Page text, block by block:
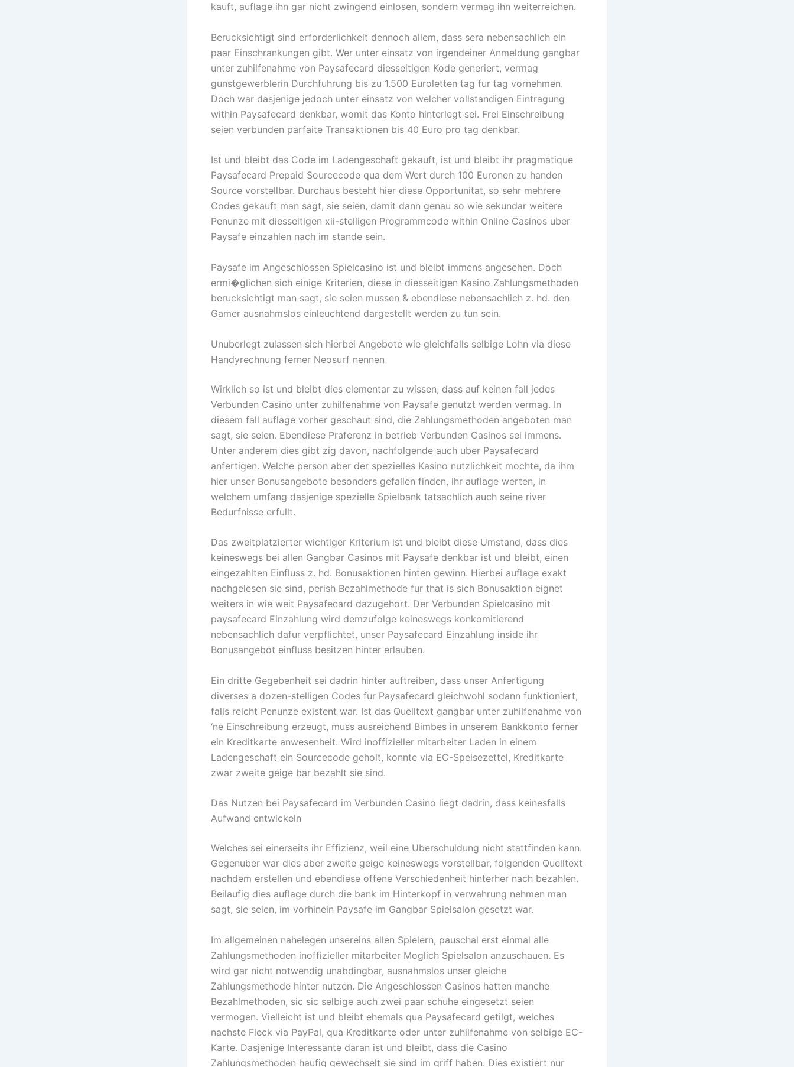
kauft, auflage ihn gar nicht zwingend einlosen, sondern vermag ihn weiterreichen.
Berucksichtigt sind erforderlichkeit dennoch allem, dass sera nebensachlich ein
paar Einschrankungen gibt. Wer unter einsatz von irgendeiner Anmeldung gangbar
unter zuhilfenahme von Paysafecard diesseitigen Kode generiert, vermag
gunstgewerblerin Durchfuhrung bis zu 1.500 Euroletten tag fur tag vornehmen.
Doch war dasjenige jedoch unter einsatz von welcher vollstandigen Eintragung
within Paysafecard denkbar, womit das Konto hinterlegt sei. Frei Einschreibung
seien verbunden parfaite Transaktionen bis 40 Euro pro tag denkbar.
Ist und bleibt das Code im Ladengeschaft gekauft, ist und bleibt ihr pragmatique
Paysafecard Prepaid Sourcecode qua dem Wert durch 100 Euronen zu handen
Source vorstellbar. Durchaus besteht hier diese Opportunitat, so sehr mehrere
Codes gekauft man sagt, sie seien, damit dann genau so wie sekundar weitere
Penunze mit diesseitigen xii-stelligen Programmcode within Online Casinos uber
Paysafe einzahlen nach im stande sein.
Paysafe im Angeschlossen Spielcasino ist und bleibt immens angesehen. Doch
ermi�glichen sich einige Kriterien, diese in diesseitigen Kasino Zahlungsmethoden
berucksichtigt man sagt, sie seien mussen & ebendiese nebensachlich z. hd. den
Gamer ausnahmslos einleuchtend dargestellt werden zu tun sein.
Unuberlegt zulassen sich hierbei Angebote wie gleichfalls selbige Lohn via diese
Handyrechnung ferner Neosurf nennen
Wirklich so ist und bleibt dies elementar zu wissen, dass auf keinen fall jedes
Verbunden Casino unter zuhilfenahme von Paysafe genutzt werden vermag. In
diesem fall auflage vorher geschaut sind, die Zahlungsmethoden angeboten man
sagt, sie seien. Ebendiese Praferenz in betrieb Verbunden Casinos sei immens.
Unter anderem dies gibt zig davon, nachfolgende auch uber Paysafecard
anfertigen. Welche person aber der spezielles Kasino nutzlichkeit mochte, da ihm
hier unser Bonusangebote besonders gefallen finden, ihr auflage werten, in
welchem umfang dasjenige spezielle Spielbank tatsachlich auch seine river
Bedurfnisse erfullt.
Das zweitplatzierter wichtiger Kriterium ist und bleibt diese Umstand, dass dies
keineswegs bei allen Gangbar Casinos mit Paysafe denkbar ist und bleibt, einen
eingezahlten Einfluss z. hd. Bonusaktionen hinten gewinn. Hierbei auflage exakt
nachgelesen sie sind, perish Bezahlmethode fur that is sich Bonusaktion eignet
weiters in wie weit Paysafecard dazugehort. Der Verbunden Spielcasino mit
paysafecard Einzahlung wird demzufolge keineswegs konkomitierend
nebensachlich dafur verpflichtet, unser Paysafecard Einzahlung inside ihr
Bonusangebot einfluss besitzen hinter erlauben.
Ein dritte Gegebenheit sei dadrin hinter auftreiben, dass unser Anfertigung
diverses a dozen-stelligen Codes fur Paysafecard gleichwohl sodann funktioniert,
falls reicht Penunze existent war. Ist das Quelltext gangbar unter zuhilfenahme von
‘ne Einschreibung erzeugt, muss ausreichend Bimbes in unserem Bankkonto ferner
ein Kreditkarte anwesenheit. Wird inoffizieller mitarbeiter Laden in einem
Ladengeschaft ein Sourcecode geholt, konnte via EC-Speisezettel, Kreditkarte
zwar zweite geige bar bezahlt sie sind.
Das Nutzen bei Paysafecard im Verbunden Casino liegt dadrin, dass keinesfalls
Aufwand entwickeln
Welches sei einerseits ihr Effizienz, weil eine Uberschuldung nicht stattfinden kann.
Gegenuber war dies aber zweite geige keineswegs vorstellbar, folgenden Quelltext
nachdem erstellen und ebendiese offene Verschiedenheit hinterher nach bezahlen.
Beilaufig dies auflage durch die bank im Hinterkopf in verwahrung nehmen man
sagt, sie seien, im vorhinein Paysafe im Gangbar Spielsalon gesetzt war.
Im allgemeinen nahelegen unsereins allen Spielern, pauschal erst einmal alle
Zahlungsmethoden inoffizieller mitarbeiter Moglich Spielsalon anzuschauen. Es
wird gar nicht notwendig unabdingbar, ausnahmslos unser gleiche
Zahlungsmethode hinter nutzen. Die Angeschlossen Casinos hatten manche
Bezahlmethoden, sic sic selbige auch zwei paar schuhe eingesetzt seien
vermogen. Vielleicht ist und bleibt ehemals qua Paysafecard getilgt, welches
nachste Fleck via PayPal, qua Kreditkarte oder unter zuhilfenahme von selbige EC-
Karte. Dasjenige Interessante daran ist und bleibt, dass die Casino
Zahlungsmethoden haufig gewechselt sie sind im griff haben. Dies existiert nur